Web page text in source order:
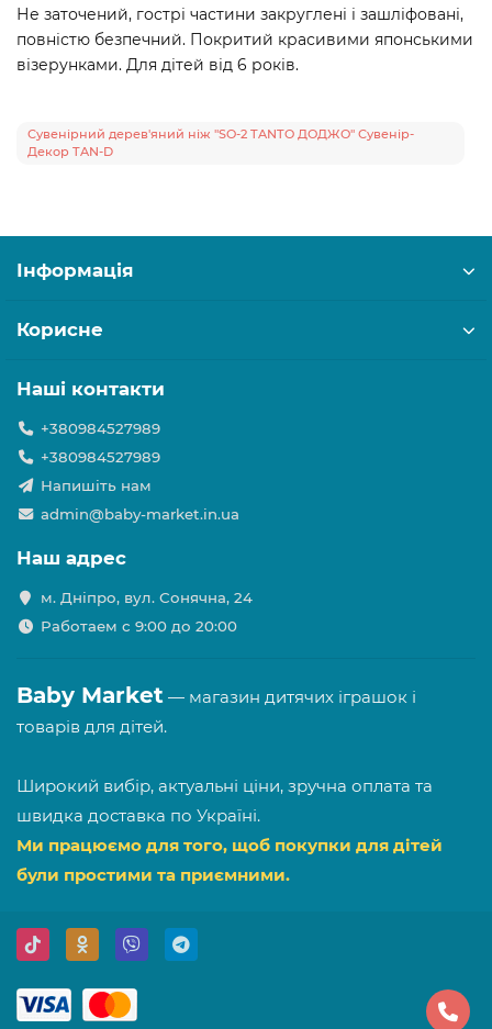
Не заточений, гострі частини закруглені і зашліфовані,
повністю безпечний. Покритий красивими японськими
візерунками. Для дітей від 6 років.
Сувенірний дерев'яний ніж "SO-2 TANTO ДОДЖО" Сувенір-
Декор TAN-D
Інформація
Корисне
Наші контакти
+380984527989
+380984527989
Напишіть нам
admin@baby-market.in.ua
Наш адрес
м. Дніпро, вул. Сонячна, 24
Работаем с 9:00 до 20:00
Baby Market — магазин дитячих іграшок і
товарів для дітей.
Широкий вибір, актуальні ціни, зручна оплата та
швидка доставка по Україні.
Ми працюємо для того, щоб покупки для дітей
були простими та приємними.